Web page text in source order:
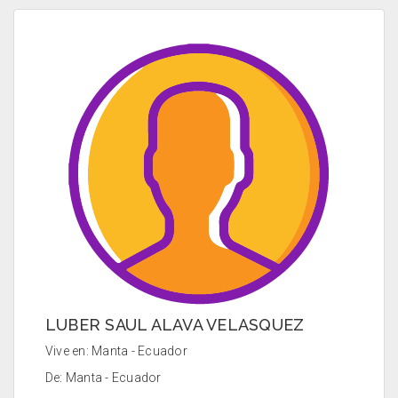
LUBER SAUL ALAVA VELASQUEZ
Vive en: Manta - Ecuador
De: Manta - Ecuador